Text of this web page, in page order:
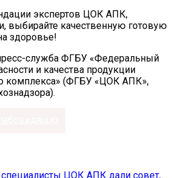
экспертов ЦОК АПК,
выбирайте качественную готовую
здоровье!
служба ФГБУ «Федеральный
и качества продукции
комплекса» (ФГБУ «ЦОК АПК»,
ЦОК АПК дали совет,